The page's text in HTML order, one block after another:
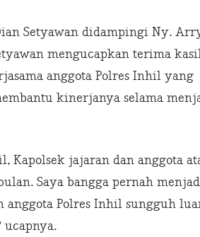
Setyawan didampingi Ny.
mengucapkan terima
anggota Polres Inhil yang
kinerjanya selama
Kapolsek jajaran dan anggota
Saya bangga pernah
Polres Inhil sungguh
ucapnya.